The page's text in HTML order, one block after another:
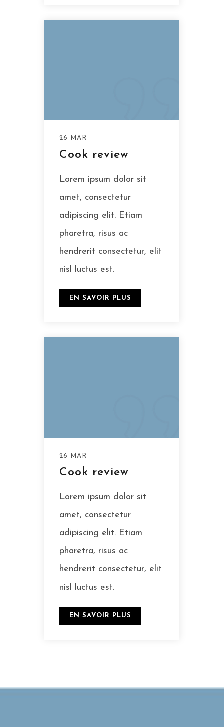
26 MAR
Cook review
Lorem ipsum dolor sit
amet, consectetur
adipiscing elit. Etiam
pharetra, risus ac
hendrerit consectetur, elit
nisl luctus est.
EN SAVOIR PLUS
26 MAR
Cook review
Lorem ipsum dolor sit
amet, consectetur
adipiscing elit. Etiam
pharetra, risus ac
hendrerit consectetur, elit
nisl luctus est.
EN SAVOIR PLUS